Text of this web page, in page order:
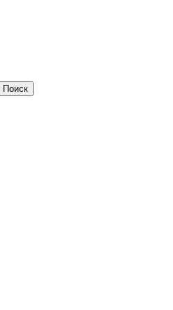
Поиск